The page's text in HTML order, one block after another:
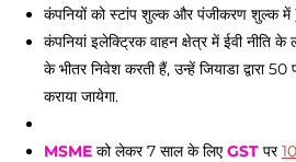
कंपनियों को स्टांप शुल्क और पंजीकरण शुल्क में
कंपनियां इलेक्ट्रिक वाहन क्षेत्र में ईवी नीति के
के भीतर निवेश करती हैं, उन्हें जियाडा द्वारा
कराया जायेगा.
MSME को लेकर 7 साल के लिएGST पर